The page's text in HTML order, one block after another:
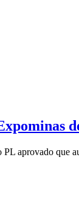
aprovado